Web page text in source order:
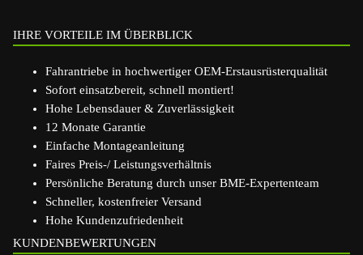
IHRE VORTEILE IM ÜBERBLICK
Fahrantriebe in hochwertiger OEM-Erstausrüsterqualität
Sofort einsatzbereit, schnell montiert!
Hohe Lebensdauer & Zuverlässigkeit
12 Monate Garantie
Einfache Montageanleitung
Faires Preis-/ Leistungsverhältnis
Persönliche Beratung durch unser BME-Expertenteam
Schneller, kostenfreier Versand
Hohe Kundenzufriedenheit
KUNDENBEWERTUNGEN